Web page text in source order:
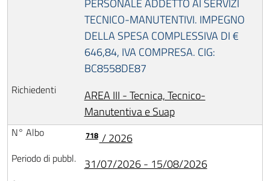
PERSONALE ADDETTO AI SERVIZI
TECNICO-MANUTENTIVI. IMPEGNO
DELLA SPESA COMPLESSIVA DI €
646,84, IVA COMPRESA. CIG:
BC8558DE87
AREA III - Tecnica, Tecnico-
Manutentiva e Suap
718 / 2026
31/07/2026 - 15/08/2026